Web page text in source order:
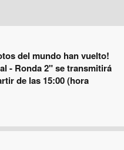
del mundo han vuelto!
- Ronda 2" se transmitirá
de las 15:00 (hora